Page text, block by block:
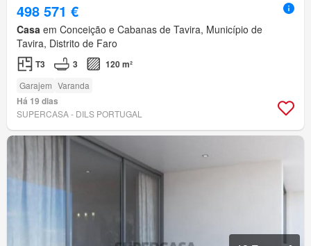
498 571 €
Casa em Conceição e Cabanas de Tavira, Município de
Tavira, Distrito de Faro
T3 3 120 m²
Garajem Varanda
Há 19 dias
SUPERCASA - DILS PORTUGAL